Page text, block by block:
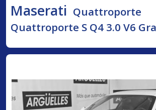
Maserati Quattroporte
Quattroporte S Q4 3.0 V6